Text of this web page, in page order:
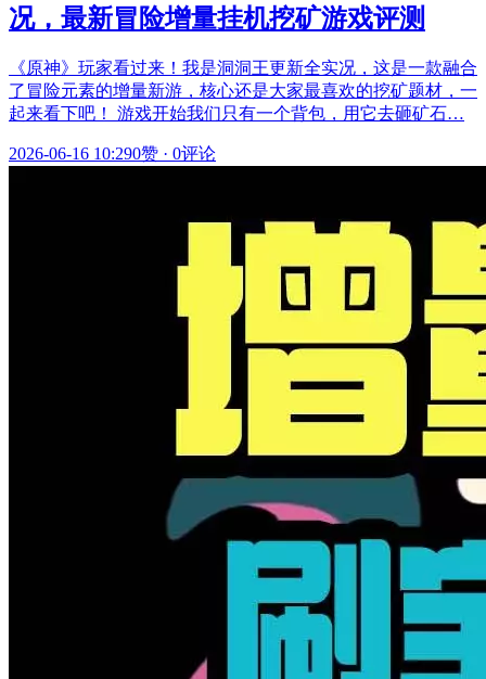
况，最新冒险增量挂机挖矿游戏评测
《原神》玩家看过来！我是洞洞王更新全实况，这是一款融合
了冒险元素的增量新游，核心还是大家最喜欢的挖矿题材，一
起来看下吧！ 游戏开始我们只有一个背包，用它去砸矿石…
2026-06-16 10:290赞 · 0评论